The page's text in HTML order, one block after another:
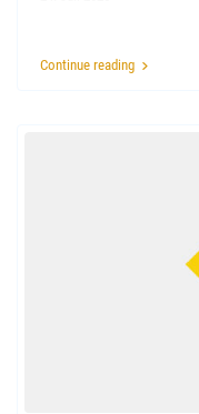
Continue reading